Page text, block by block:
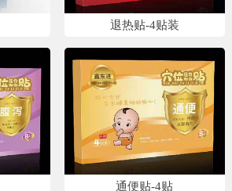
退热贴-4贴装
通便贴-4贴